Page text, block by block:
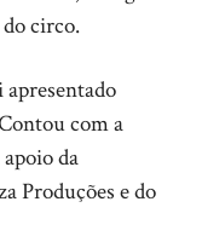
circo.
com a
da
Produções e do